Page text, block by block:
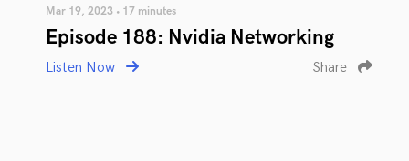
Mar 19, 2023 • 17 minutes
Episode 188: Nvidia Networking
Listen Now Share